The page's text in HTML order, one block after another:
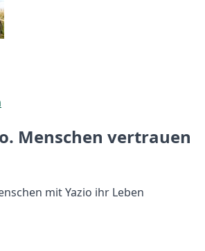
Menschen vertrauen
mit Yazio ihr Leben